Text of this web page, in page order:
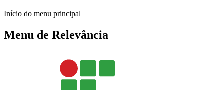
Início do menu principal
Menu de Relevância